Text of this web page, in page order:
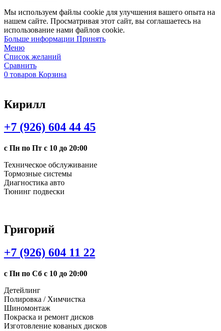
Мы используем файлы cookie для улучшения вашего опыта на
нашем сайте. Просматривая этот сайт, вы соглашаетесь на
использование нами файлов cookie.
Больше информации Больше
Принять
Меню
Список желаний
Сравнить
0 товаров Корзина
Кирилл
+7 (926) 604 44 45
с Пн по Пт с 10 до 20:00
Техническое обслуживание
Тормозные системы
Диагностика авто
Тюнинг подвески
Григорий
+7 (926) 604 11 22
с Пн по Сб с 10 до 20:00
Детейлинг
Полировка / Химчистка
Шиномонтаж
Покраска и ремонт дисков
Изготовление кованых дисков